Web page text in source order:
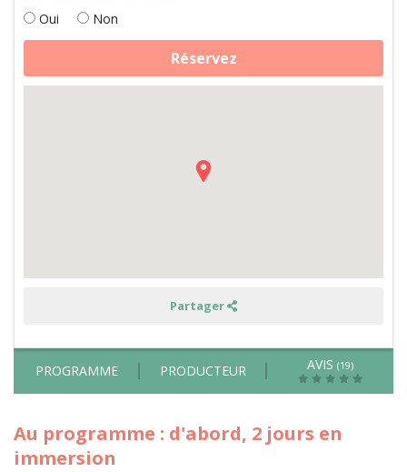
PROGRAMME PRODUCTEUR AVIS (19)
Au programme : d'abord, 2 jours en
immersion
Oui
Non
quantité
Fabrication
de
Réservez
Partager